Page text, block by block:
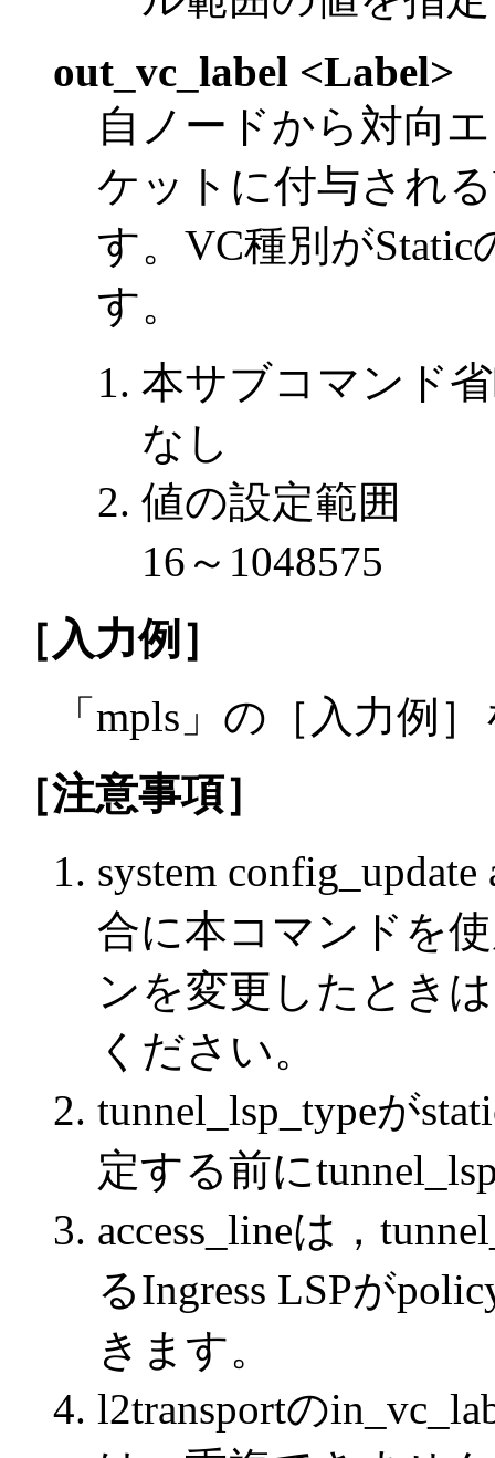
out_vc_label <Label>
自ノードから対向
ケットに付与され
す。VC種別が
す。
本サブコマンド
なし
値の設定範囲
16～1048575
［入力例］
「mpls」の［入力例
［注意事項］
system
合に本コマンドを
ンを変更したとき
ください。
tunnel_lsp_typeが
定する前に
access_lineは，
るIngress LSPが
きます。
l2transportの